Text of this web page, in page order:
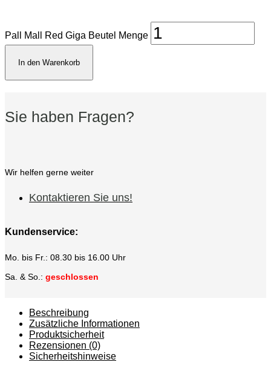
Pall Mall Red Giga Beutel Menge
In den Warenkorb
Sie haben Fragen?
Wir helfen gerne weiter
Kontaktieren Sie uns!
Kundenservice:
Mo. bis Fr.: 08.30 bis 16.00 Uhr
Sa. & So.: geschlossen
Beschreibung
Zusätzliche Informationen
Produktsicherheit
Rezensionen (0)
Sicherheitshinweise